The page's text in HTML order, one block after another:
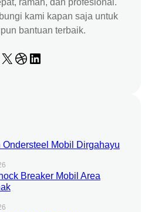
kami kapan saja untuk
bantuan terbaik.
X Dribbble LinkedIn
Ondersteel Mobil Dirgahayu
Breaker Mobil Area